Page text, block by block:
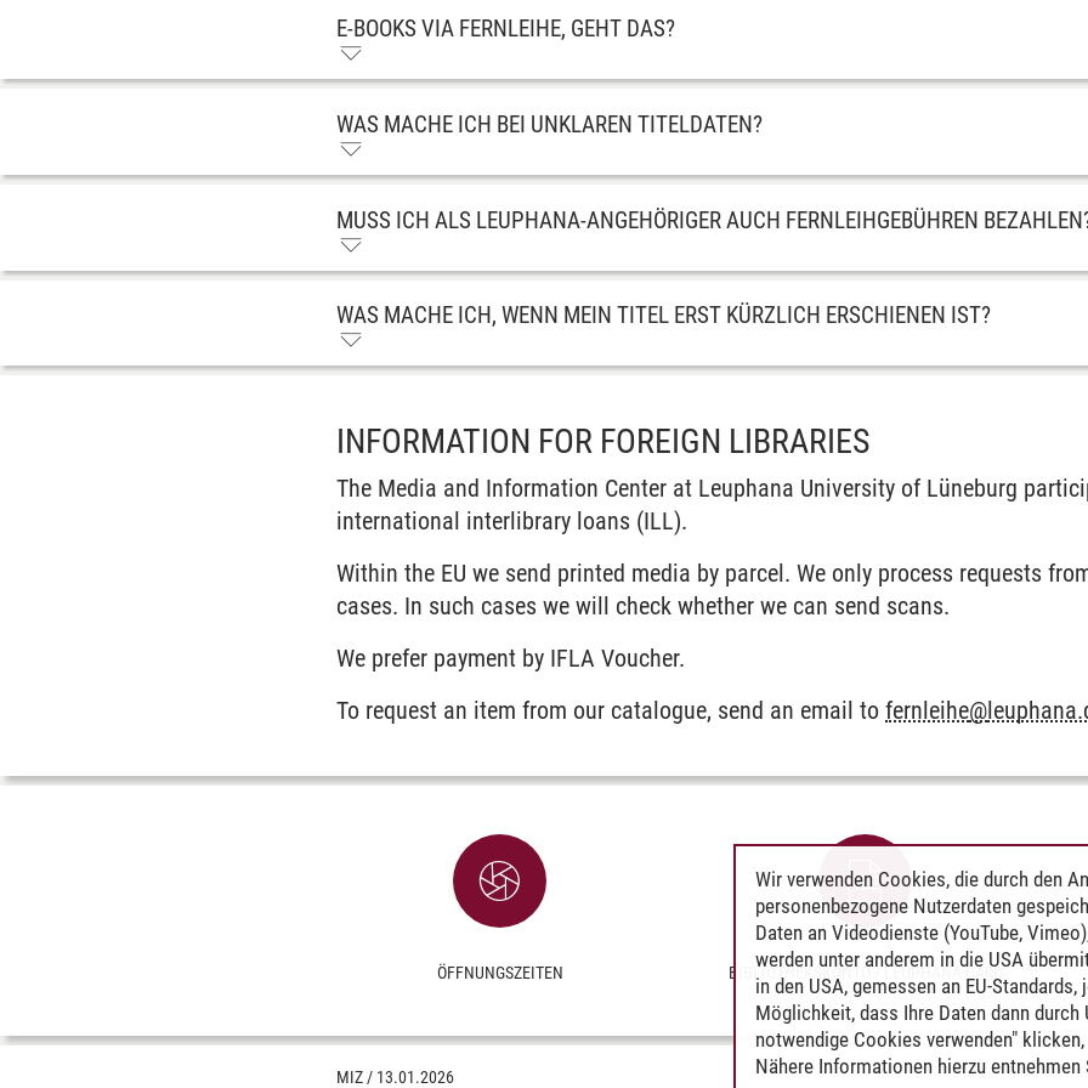
E-BOOKS VIA FERNLEIHE, GEHT DAS?
WAS MACHE ICH BEI UNKLAREN TITELDATEN?
MUSS ICH ALS LEUPHANA-ANGEHÖRIGER AUCH FERNLEIHGEBÜHREN
WAS MACHE ICH, WENN MEIN TITEL ERST KÜRZLICH ERSCHIENEN IST?
INFORMATION FOR FOREIGN LIBRARIES
The Media and Information Center at Leuphana University of Lüneburg
international interlibrary loans (ILL).
Within the EU we send printed media by parcel. We only process requests
cases. In such cases we will check whether we can send scans.
We prefer payment by IFLA Voucher.
To request an item from our catalogue, send an email tofernleihe@
ÖFFNUNGSZEITEN BIBLIOTHEKSKONTO / LEUPHANA CARD
MIZ/ 13.01.2026
Wir verwenden Cookies, die durch den
personenbezogene Nutzerdaten
Daten an Videodienste (YouTube,
werden unter anderem in die USA
in den USA, gemessen an EU-
Möglichkeit, dass Ihre Daten dann durch
notwendige Cookies verwenden"
Nähere Informationen hierzu